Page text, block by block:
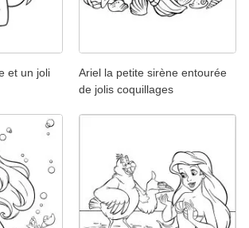
et un joli
Ariel la petite sirène entourée
de jolis coquillages